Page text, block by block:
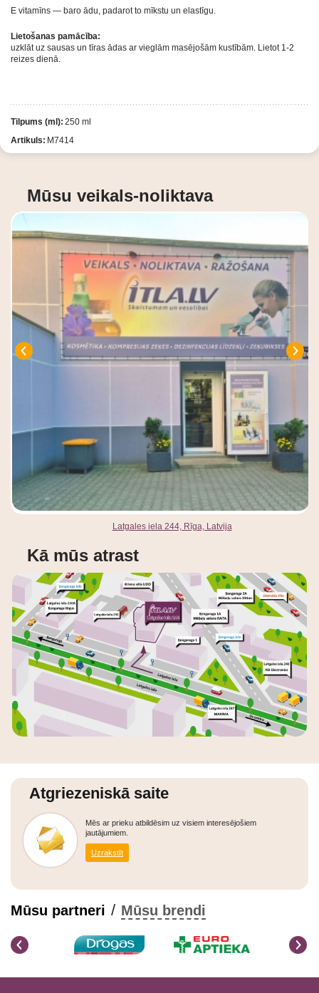
E vitamīns — baro ādu, padarot to mīkstu un elastīgu.
Lietošanas pamācība:
uzklāt uz sausas un tīras ādas ar vieglām masējošām kustībām. Lietot 1-2
reizes dienā.
Tilpums (ml): 250 ml
Artikuls: M7414
Mūsu veikals-noliktava
Latgales iela 244, Rīga, Latvija
Kā mūs atrast
Mūsu partneri / Mūsu brendi
Atgriezeniskā saite
Mēs ar prieku atbildēsim uz visiem interesējošiem
jautājumiem.
Uzrakstīt